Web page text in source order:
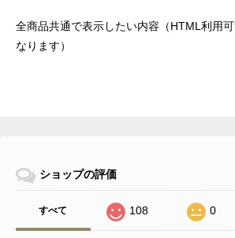
全商品共通で表示したい内容（HTML利用
なります）
ショップの評価
すべて 108 0